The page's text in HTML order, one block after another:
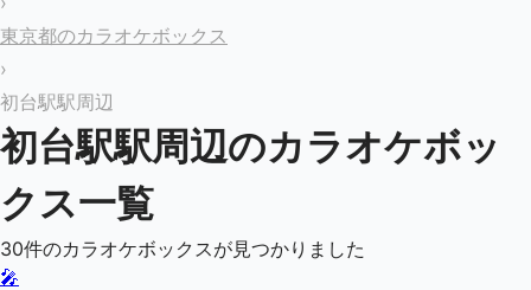
東京都のカラオケボックス
›
初台駅駅周辺
初台駅駅周辺のカラオケボッ
クス一覧
30件のカラオケボックスが見つかりました
🎤